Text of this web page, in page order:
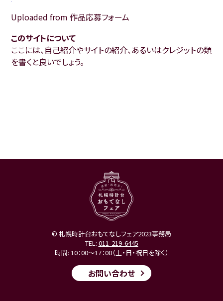
Uploaded from 作品応募フォーム
このサイトについて
ここには、自己紹介やサイトの紹介、あるいはクレジットの類
を書くと良いでしょう。
© 札幌時計台おもてなしフェア2023事務局
TEL: 011-219-6445
時間: 10：00～17：00（土・日・祝日を除く）
お問い合わせ